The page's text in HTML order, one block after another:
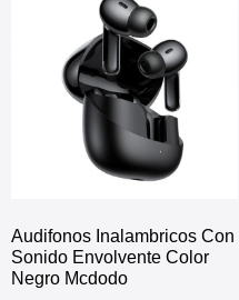
Audifonos Inalambricos Con
Sonido Envolvente Color
Negro Mcdodo